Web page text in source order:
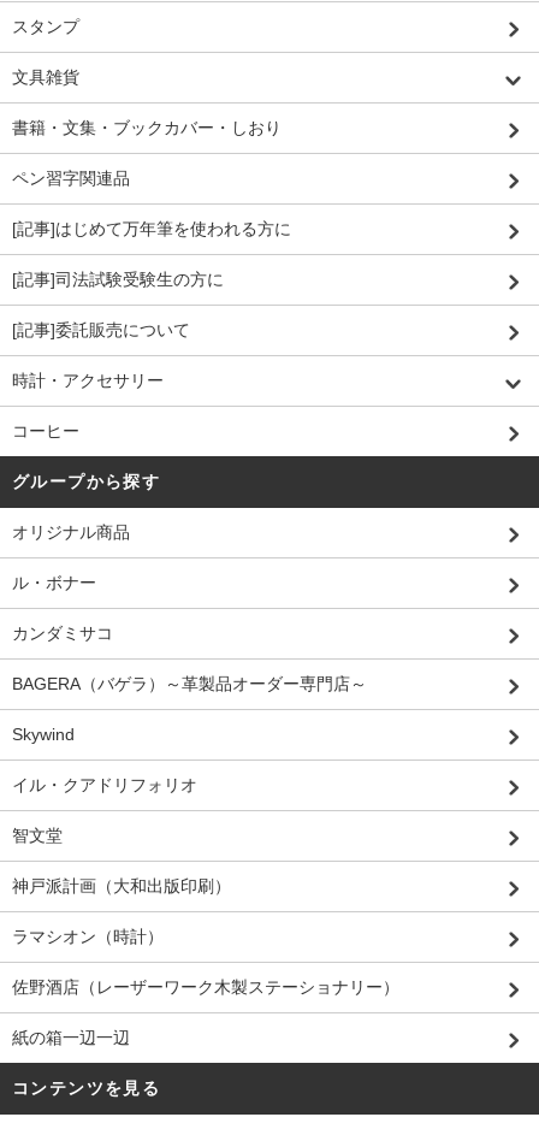
スタンプ
文具雑貨
書籍・文集・ブックカバー・しおり
ペン習字関連品
[記事]はじめて万年筆を使われる方に
[記事]司法試験受験生の方に
[記事]委託販売について
時計・アクセサリー
コーヒー
グループから探す
オリジナル商品
ル・ボナー
カンダミサコ
BAGERA（バゲラ）～革製品オーダー専門店～
Skywind
イル・クアドリフォリオ
智文堂
神戸派計画（大和出版印刷）
ラマシオン（時計）
佐野酒店（レーザーワーク木製ステーショナリー）
紙の箱一辺一辺
コンテンツを見る